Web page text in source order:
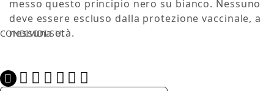
messo questo principio nero su bianco. Nessuno
deve essere escluso dalla protezione vaccinale, a
nessuna età.
CONDIVIDI SU: